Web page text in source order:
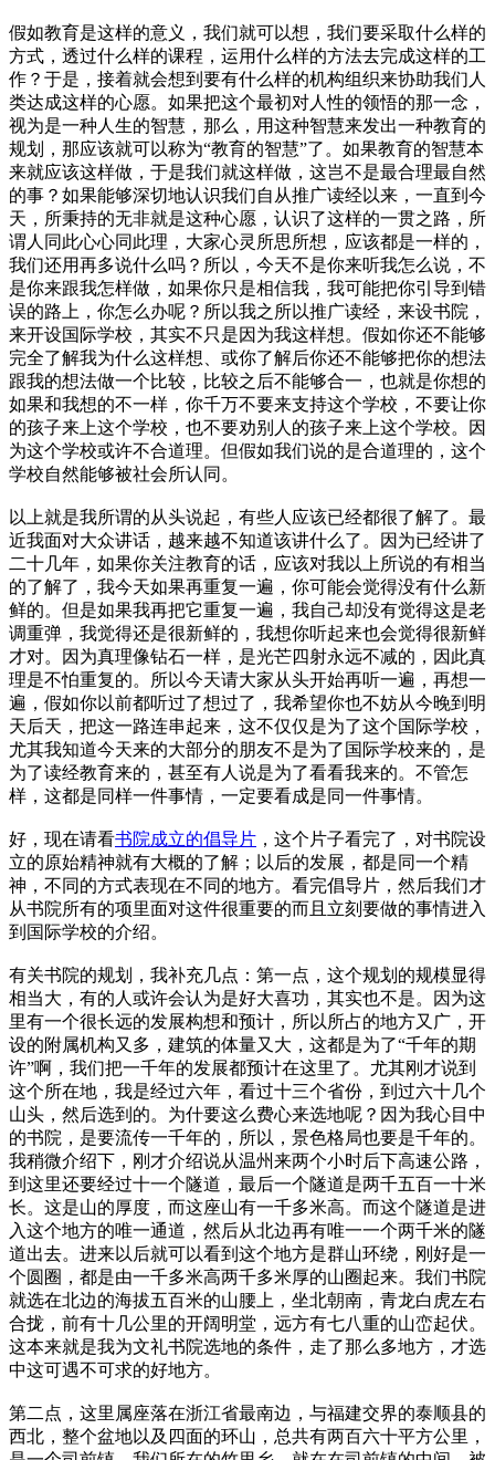
假如教育是这样的意义，我们就可以想，我们要采取什么样的
方式，透过什么样的课程，运用什么样的方法去完成这样的工
作？于是，接着就会想到要有什么样的机构组织来协助我们人
类达成这样的心愿。如果把这个最初对人性的领悟的那一念，
视为是一种人生的智慧，那么，用这种智慧来发出一种教育的
规划，那应该就可以称为“教育的智慧”了。如果教育的智慧本
来就应该这样做，于是我们就这样做，这岂不是最合理最自然
的事？如果能够深切地认识我们自从推广读经以来，一直到今
天，所秉持的无非就是这种心愿，认识了这样的一贯之路，所
谓人同此心心同此理，大家心灵所思所想，应该都是一样的，
我们还用再多说什么吗？所以，今天不是你来听我怎么说，不
是你来跟我怎样做，如果你只是相信我，我可能把你引导到错
误的路上，你怎么办呢？所以我之所以推广读经，来设书院，
来开设国际学校，其实不只是因为我这样想。假如你还不能够
完全了解我为什么这样想、或你了解后你还不能够把你的想法
跟我的想法做一个比较，比较之后不能够合一，也就是你想的
如果和我想的不一样，你千万不要来支持这个学校，不要让你
的孩子来上这个学校，也不要劝别人的孩子来上这个学校。因
为这个学校或许不合道理。但假如我们说的是合道理的，这个
学校自然能够被社会所认同。
以上就是我所谓的从头说起，有些人应该已经都很了解了。最
近我面对大众讲话，越来越不知道该讲什么了。因为已经讲了
二十几年，如果你关注教育的话，应该对我以上所说的有相当
的了解了，我今天如果再重复一遍，你可能会觉得没有什么新
鲜的。但是如果我再把它重复一遍，我自己却没有觉得这是老
调重弹，我觉得还是很新鲜的，我想你听起来也会觉得很新鲜
才对。因为真理像钻石一样，是光芒四射永远不减的，因此真
理是不怕重复的。所以今天请大家从头开始再听一遍，再想一
遍，假如你以前都听过了想过了，我希望你也不妨从今晚到明
天后天，把这一路连串起来，这不仅仅是为了这个国际学校，
尤其我知道今天来的大部分的朋友不是为了国际学校来的，是
为了读经教育来的，甚至有人说是为了看看我来的。不管怎
样，这都是同样一件事情，一定要看成是同一件事情。
好，现在请看书院成立的倡导片 ，这个片子看完了，对书院设
立的原始精神就有大概的了解；以后的发展，都是同一个精
神，不同的方式表现在不同的地方。看完倡导片，然后我们才
从书院所有的项里面对这件很重要的而且立刻要做的事情进入
到国际学校的介绍。
有关书院的规划，我补充几点：第一点，这个规划的规模显得
相当大，有的人或许会认为是好大喜功，其实也不是。因为这
里有一个很长远的发展构想和预计，所以所占的地方又广，开
设的附属机构又多，建筑的体量又大，这都是为了“千年的期
许”啊，我们把一千年的发展都预计在这里了。尤其刚才说到
这个所在地，我是经过六年，看过十三个省份，到过六十几个
山头，然后选到的。为什要这么费心来选地呢？因为我心目中
的书院，是要流传一千年的，所以，景色格局也要是千年的。
我稍微介绍下，刚才介绍说从温州来两个小时后下高速公路，
到这里还要经过十一个隧道，最后一个隧道是两千五百一十米
长。这是山的厚度，而这座山有一千多米高。而这个隧道是进
入这个地方的唯一通道，然后从北边再有唯一一个两千米的隧
道出去。进来以后就可以看到这个地方是群山环绕，刚好是一
个圆圈，都是由一千多米高两千多米厚的山圈起来。我们书院
就选在北边的海拔五百米的山腰上，坐北朝南，青龙白虎左右
合拢，前有十几公里的开阔明堂，远方有七八重的山峦起伏。
这本来就是我为文礼书院选地的条件，走了那么多地方，才选
中这可遇不可求的好地方。
第二点，这里属座落在浙江省最南边，与福建交界的泰顺县的
西北，整个盆地以及四面的环山，总共有两百六十平方公里，